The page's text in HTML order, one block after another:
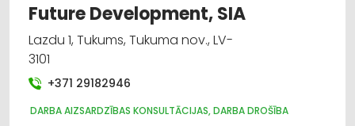
Darba aizsardzības līdzekļi, formastērpi, darba
apģērbi un apavi; tirdzniecība
Apmācība: dažādi
Future Development, SIA
Lazdu 1, Tukums, Tukuma nov., LV-
3101
+371 29182946
DARBA AIZSARDZĪBAS KONSULTĀCIJAS, DARBA DROŠĪBA